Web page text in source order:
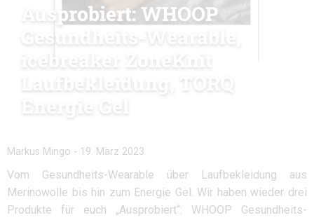
Ausprobiert: WHOOP
Gesundheits-Wearable,
icebreaker ZoneKnit
Laufbekleidung, TORQ
Energie Gel
Markus Mingo - 19. März 2023
Vom Gesundheits-Wearable über Laufbekleidung aus
Merinowolle bis hin zum Energie Gel. Wir haben wieder drei
Produkte für euch „Ausprobiert“: WHOOP Gesundheits-